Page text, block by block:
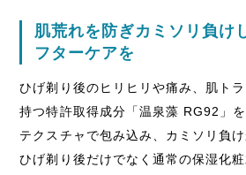
肌荒れを防ぎカミソリ負け
フターケアを
ひげ剃り後のヒリヒリや痛み、肌ト
持つ特許取得成分「温泉藻 RG92」
テクスチャで包み込み、カミソリ負け
ひげ剃り後だけでなく通常の保湿化